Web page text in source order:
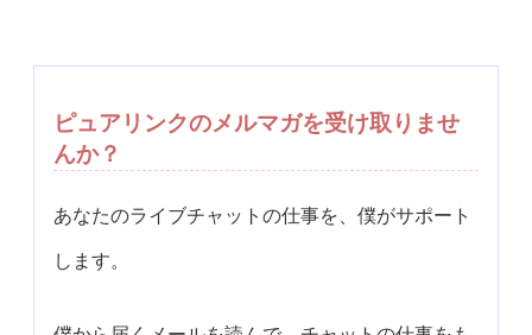
ピュアリンクのメルマガを受け取りませ
んか？
あなたのライブチャットの仕事を、僕がサポート
します。